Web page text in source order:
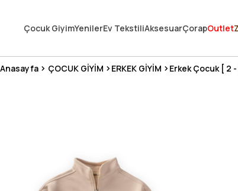
3 MİLYONDAN FAZLA MUTLU MÜŞTERİ ❤️ 10 MİLYON ÜRÜN
Çocuk GiyimYenilerEv TekstiliAksesuarÇorapOutlet
Anasayfa ÇOCUK GİYİM ERKEK GİYİM Erkek Çocuk [ 2 -